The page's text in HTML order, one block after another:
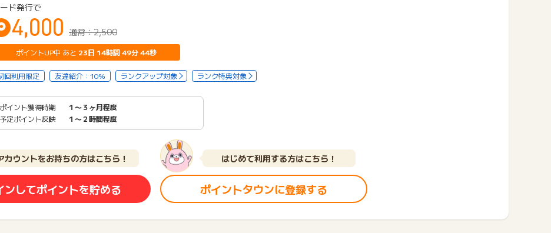
ド発行で
4,000 通常：2,500
ポイントUP中 あと 23日 14時間49分43秒
回利用限定 友達紹介：10% ランクアップ対象 ランク特典対象
ポイント獲得時期
１〜３ヶ月程度
予定ポイント反映
１〜２時間程度
カウントをお持ちの方はこちら！
ンしてポイントを貯める
はじめて利用する方はこちら！
ポイントタウンに登録する